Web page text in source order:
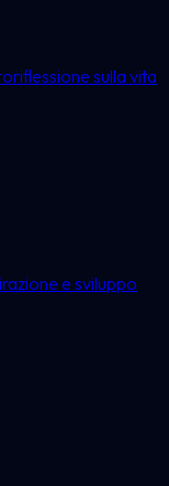
sulla vita
e sviluppo